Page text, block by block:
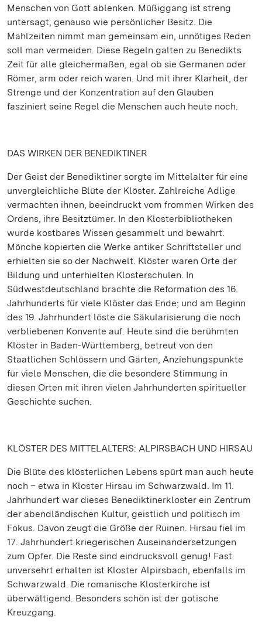
Menschen von Gott ablenken. Müßiggang ist streng
untersagt, genauso wie persönlicher Besitz. Die
Mahlzeiten nimmt man gemeinsam ein, unnötiges Reden
soll man vermeiden. Diese Regeln galten zu Benedikts
Zeit für alle gleichermaßen, egal ob sie Germanen oder
Römer, arm oder reich waren. Und mit ihrer Klarheit, der
Strenge und der Konzentration auf den Glauben
fasziniert seine Regel die Menschen auch heute noch.
DAS WIRKEN DER BENEDIKTINER
Der Geist der Benediktiner sorgte im Mittelalter für eine
unvergleichliche Blüte der Klöster. Zahlreiche Adlige
vermachten ihnen, beeindruckt vom frommen Wirken des
Ordens, ihre Besitztümer. In den Klosterbibliotheken
wurde kostbares Wissen gesammelt und bewahrt.
Mönche kopierten die Werke antiker Schriftsteller und
erhielten sie so der Nachwelt. Klöster waren Orte der
Bildung und unterhielten Klosterschulen. In
Südwestdeutschland brachte die Reformation des 16.
Jahrhunderts für viele Klöster das Ende; und am Beginn
des 19. Jahrhundert löste die Säkularisierung die noch
verbliebenen Konvente auf. Heute sind die berühmten
Klöster in Baden-Württemberg, betreut von den
Staatlichen Schlössern und Gärten, Anziehungspunkte
für viele Menschen, die die besondere Stimmung in
diesen Orten mit ihren vielen Jahrhunderten spiritueller
Geschichte suchen.
KLÖSTER DES MITTELALTERS: ALPIRSBACH UND HIRSAU
Die Blüte des klösterlichen Lebens spürt man auch heute
noch – etwa in Kloster Hirsau im Schwarzwald. Im 11.
Jahrhundert war dieses Benediktinerkloster ein Zentrum
der abendländischen Kultur, geistlich und politisch im
Fokus. Davon zeugt die Größe der Ruinen. Hirsau fiel im
17. Jahrhundert kriegerischen Auseinandersetzungen
zum Opfer. Die Reste sind eindrucksvoll genug! Fast
unversehrt erhalten ist Kloster Alpirsbach, ebenfalls im
Schwarzwald. Die romanische Klosterkirche ist
überwältigend. Besonders schön ist der gotische
Kreuzgang.